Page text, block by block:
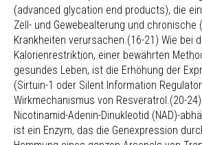
(advanced glycation end products), die
Zell- und Gewebealterung und chronische
Krankheiten verursachen.(16-21) Wie bei
Kalorienrestriktion, einer bewährten
gesundes Leben, ist die Erhöhung der
(Sirtuin-1 oder Silent Information
Wirkmechanismus von Resveratrol.(20-24)
Nicotinamid-Adenin-Dinukleotid (NAD)-
ist ein Enzym, das die Genexpression